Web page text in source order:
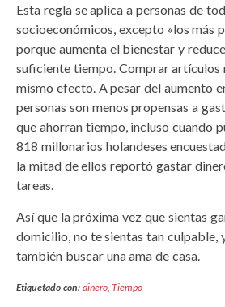
Esta regla se aplica a personas de
socioeconómicos, excepto «los más
porque aumenta el bienestar y
suficiente tiempo. Comprar artículos
mismo efecto. A pesar del aumento
personas son menos propensas a
que ahorran tiempo, incluso cuando
818 millonarios holandeses
la mitad de ellos reportó gastar
tareas.
Así que la próxima vez que sientas
domicilio, no te sientas tan culpable,
también buscar una ama de casa.
Etiquetado con: dinero,Tiempo